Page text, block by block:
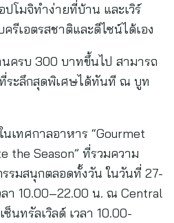
ปโมจิทำง่ายที่บ้าน และเวิร์
รีเอตรสชาติและดีไซน์ได้เอง
ครบ 300 บาทขึ้นไป สามารถ
ระลึกสุดพิเศษได้ทันที ณ บูท
เทศกาลอาหาร “Gourmet
the Season” ที่รวมความ
รมสนุกตลอดทั้งวัน ในวันที่ 27-
า 10.00–22.00 น. ณ Central
นทรัลเวิลด์ เวลา 10.00-